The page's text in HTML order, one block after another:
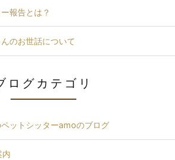
報告とは？
んのお世話について
ログカテゴリ
ットシッターamoのブログ
内